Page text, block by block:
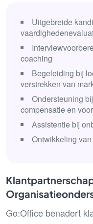
Uitgebreide
coaching
Begeleiding bij
verstrekken van
Ondersteuning
compensatie en
Assistentie bij
Ontwikkeling
Go:Office benadert